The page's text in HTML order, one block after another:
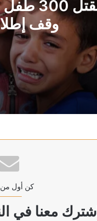
وقف
جراء هجمات الحوثيين على مدينة مأرب
كن أول من
إشترك معنا في